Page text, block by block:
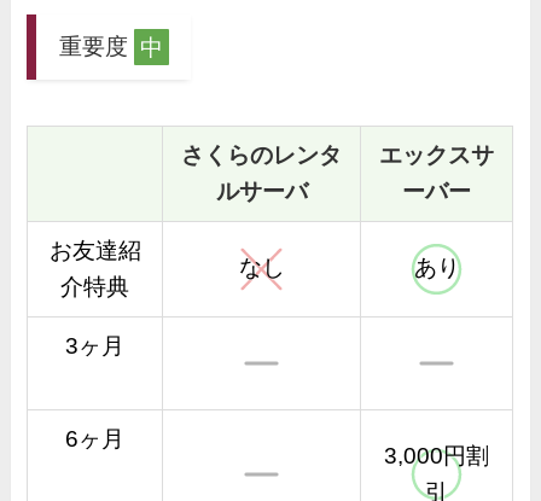
重要度 中
さくらのレンタ
ルサーバ
エックスサ
ーバー
お友達紹
介特典
なし あり
3ヶ月
6ヶ月
3,000円割
引